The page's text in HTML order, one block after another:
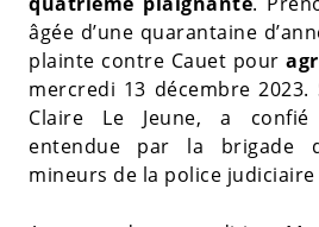
âgée d’une quarantaine
plainte contre Cauet pour
mercredi 13 décembre 2023.
Claire Le Jeune, a
entendue par la brigade
mineurs de la police judiciaire